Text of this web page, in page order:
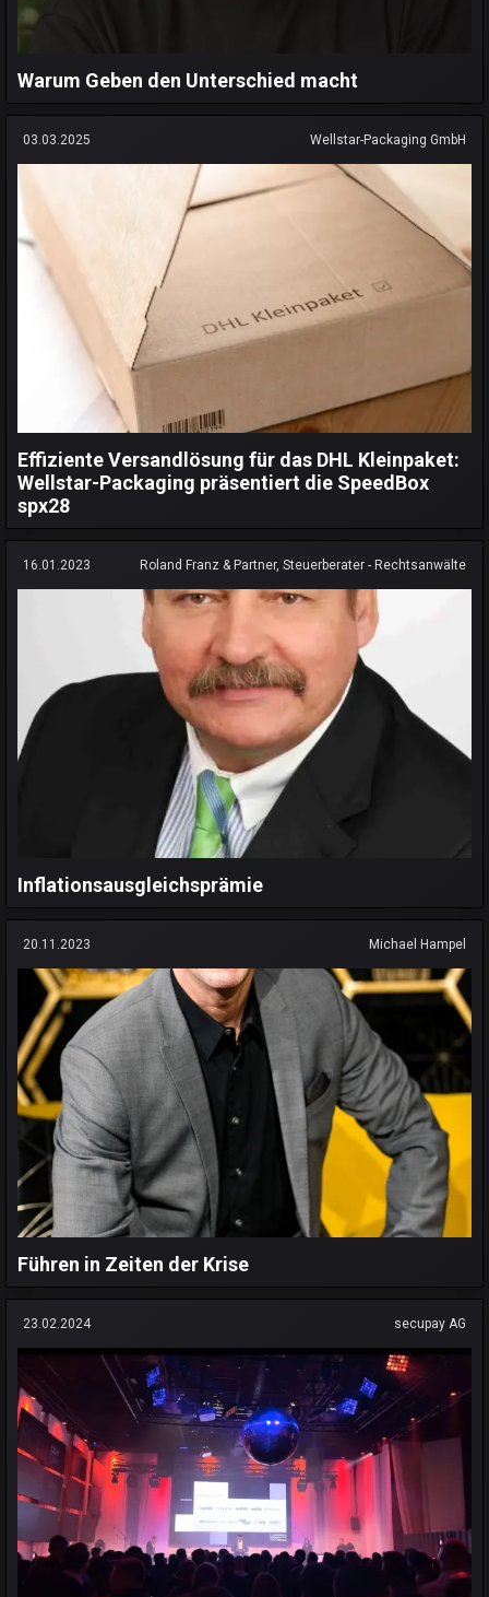
Warum Geben den Unterschied macht
03.03.2025 Wellstar-Packaging GmbH
Effiziente Versandlösung für das DHL Kleinpaket:
Wellstar-Packaging präsentiert die SpeedBox
spx28
16.01.2023 Roland Franz & Partner, Steuerberater - Rechtsanwälte
Inflationsausgleichsprämie
20.11.2023 Michael Hampel
Führen in Zeiten der Krise
23.02.2024 secupay AG